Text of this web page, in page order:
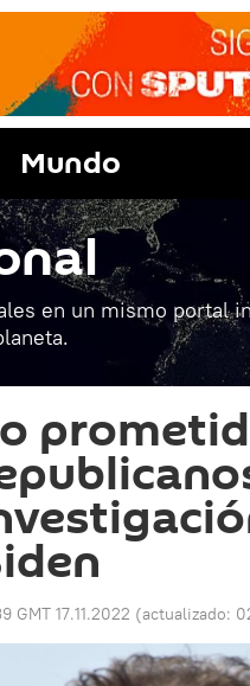
Mundo
en un mismo portal
GMT 17.11.2022 (actualizado: